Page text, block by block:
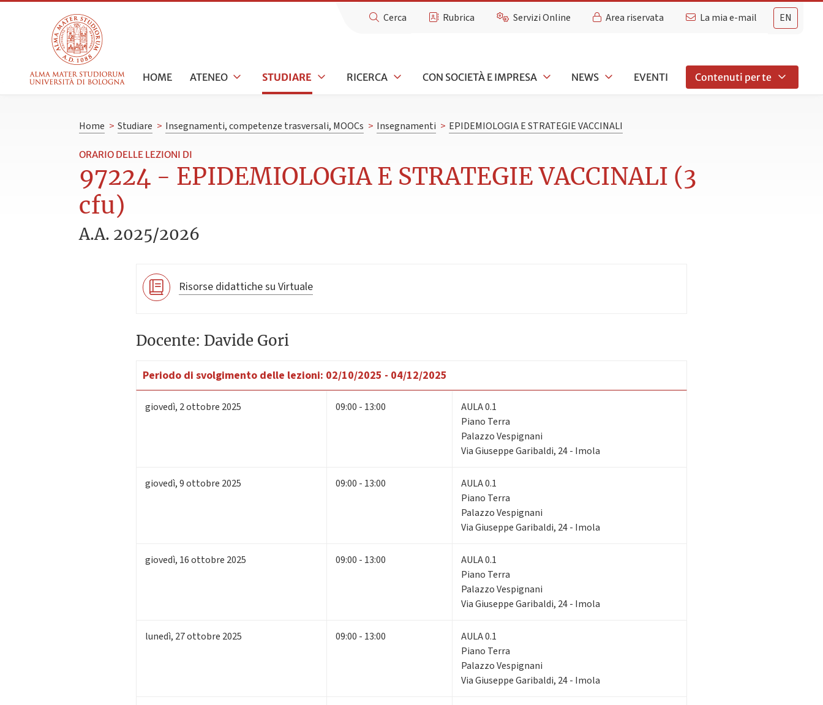
EN
Cerca Rubrica Servizi Online Area riservata La mia e-mail
HOME ATENEO STUDIARE RICERCA CON SOCIETÀ E IMPRESA NEWS EVENTI Contenuti per te
Home > Studiare > Insegnamenti, competenze trasversali, MOOCs > Insegnamenti > EPIDEMIOLOGIA E STRATEGIE VACCINALI
ORARIO DELLE LEZIONI DI
97224 - EPIDEMIOLOGIA E STRATEGIE VACCINALI (3
cfu)
A.A. 2025/2026
Risorse didattiche su Virtuale
Docente: Davide Gori
Periodo di svolgimento delle lezioni: 02/10/2025 - 04/12/2025
giovedì, 2ottobre 2025 09:00 - 13:00
AULA 0.1
Piano Terra
Palazzo Vespignani
Via Giuseppe Garibaldi, 24 - Imola
giovedì,9ottobre 2025 09:00 - 13:00
AULA 0.1
Piano Terra
Palazzo Vespignani
Via Giuseppe Garibaldi, 24 - Imola
giovedì, 16ottobre 2025 09:00 - 13:00
AULA 0.1
Piano Terra
Palazzo Vespignani
Via Giuseppe Garibaldi, 24 - Imola
lunedì, 27ottobre 2025 09:00 - 13:00
AULA 0.1
Piano Terra
Palazzo Vespignani
Via Giuseppe Garibaldi, 24 - Imola